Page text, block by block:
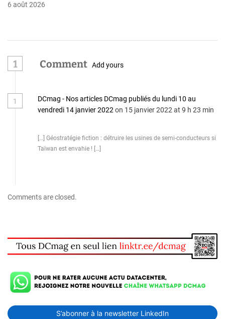
6 août 2026
1 Comment Add yours
1
DCmag - Nos articles DCmag publiés du lundi 10 au
vendredi 14 janvier 2022on 15 janvier 2022 at 9 h 23 min
[…] Géostratégie fiction : détruire les usines de semi-conducteurs si
Taïwan est envahie ! […]
Comments are closed.
S’abonner à la newsletter LinkedIn